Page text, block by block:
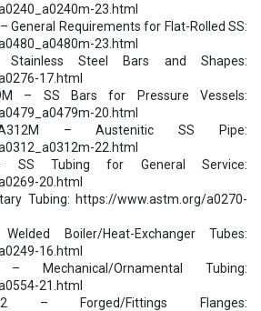
23.html
General Requirements for Flat-Rolled SS:
23.html
Steel Bars and Shapes:
17.html
– SS Bars for Pressure Vessels:
20.html
– Austenitic SS Pipe:
22.html
Tubing for General Service:
20.html
Tubing: https://www.astm.org/a0270-
Boiler/Heat-Exchanger Tubes:
16.html
Ornamental Tubing:
21.html
Forged/Fittings Flanges: